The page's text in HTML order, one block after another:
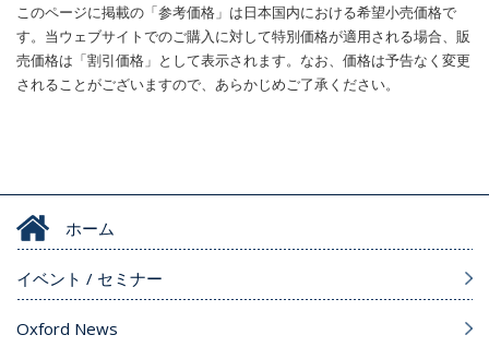
このページに掲載の「参考価格」は日本国内における希望小売価格で
す。当ウェブサイトでのご購入に対して特別価格が適用される場合、販
売価格は「割引価格」として表示されます。なお、価格は予告なく変更
されることがございますので、あらかじめご了承ください。
ホーム
イベント / セミナー
Oxford News